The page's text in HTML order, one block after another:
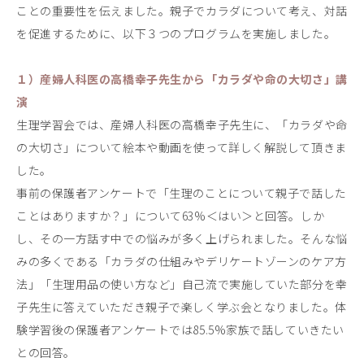
ことの重要性を伝えました。親子でカラダについて考え、対話
を促進するために、以下３つのプログラムを実施しました。
１）産婦人科医の高橋幸子先生から「カラダや命の大切さ」講
演
生理学習会では、産婦人科医の高橋幸子先生に、「カラダや命
の大切さ」について絵本や動画を使って詳しく解説して頂きま
した。
事前の保護者アンケートで「生理のことについて親子で話した
ことはありますか？」について63%＜はい＞と回答。しか
し、その一方話す中での悩みが多く上げられました。そんな悩
みの多くである「カラダの仕組みやデリケートゾーンのケア方
法」「生理用品の使い方など」自己流で実施していた部分を幸
子先生に答えていただき親子で楽しく学ぶ会となりました。体
験学習後の保護者アンケートでは85.5%家族で話していきたい
との回答。